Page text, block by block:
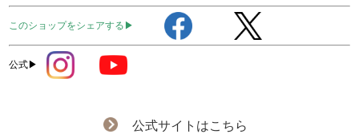
このショップをシェアする▶
公式▶
公式サイトはこちら